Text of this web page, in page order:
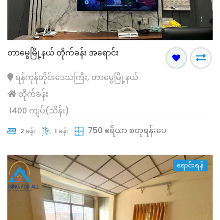
တာမွေမြို့နယ် တိုက်ခန်း အရောင်း
ရန်ကုန်တိုင်းဒေသကြီး, တာမွေမြို့နယ်
တိုက်ခန်း
1400 ကျပ်(သိန်း)
2 ခန်း 1 ခန်း 750 ဧရိယာ စတုရန်းပေ
ရောင်းရန်